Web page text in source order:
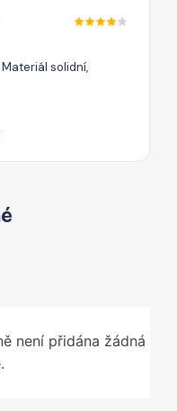
solidní,
není přidána žádná